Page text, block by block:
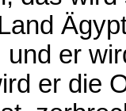
und er
er die